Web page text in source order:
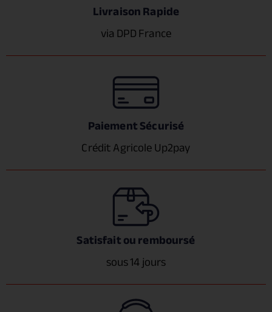
Livraison Rapide
via DPD France
Paiement Sécurisé
Crédit Agricole Up2pay
Satisfait ou remboursé
sous 14 jours